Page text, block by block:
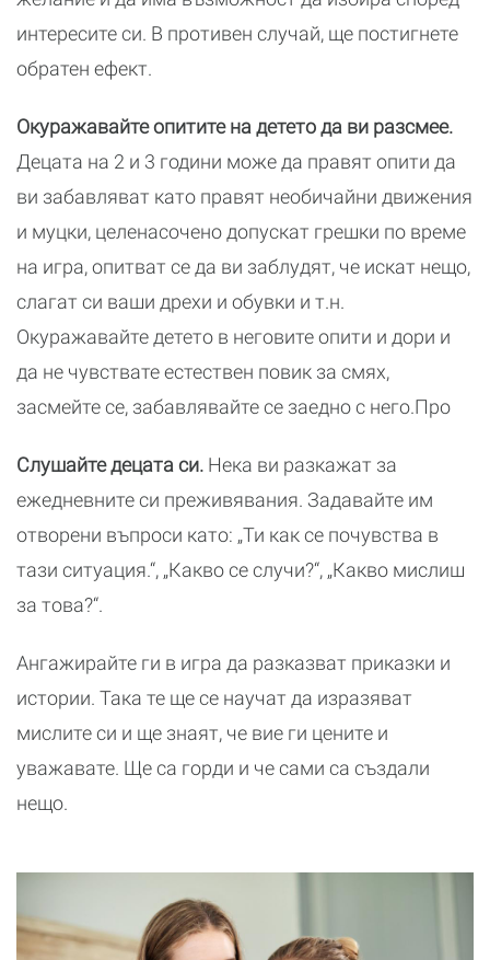
интересите си. В противен случай, ще постигнете
обратен ефект.
Окуражавайте опитите на детето да ви разсмее.
Децата на 2 и 3 години може да правят опити да
ви забавляват като правят необичайни движения
и муцки, целенасочено допускат грешки по време
на игра, опитват се да ви заблудят, че искат нещо,
слагат си ваши дрехи и обувки и т.н.
Окуражавайте детето в неговите опити и дори и
да не чувствате естествен повик за смях,
засмейте се, забавлявайте се заедно с него.Про
Слушайте децата си. Нека ви разкажат за
ежедневните си преживявания. Задавайте им
отворени въпроси като: „Ти как се почувства в
тази ситуация.“, „Какво се случи?“, „Какво мислиш
за това?“.
Ангажирайте ги в игра да разказват приказки и
истории. Така те ще се научат да изразяват
мислите си и ще знаят, че вие ги цените и
уважавате. Ще са горди и че сами са създали
нещо.